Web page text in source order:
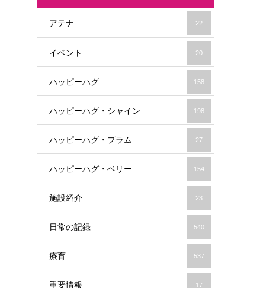
アテナ 22
イベント 20
ハッピーハグ 158
ハッピーハグ・シャイン 198
ハッピーハグ・プラム 27
ハッピーハグ・ベリー 154
施設紹介 23
日常の記録 540
療育 537
重要情報 17